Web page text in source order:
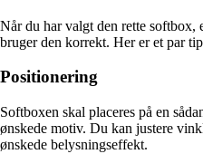
Når du har valgt den rette softbox,
bruger den korrekt. Her er et par
Positionering
Softboxen skal placeres på en
ønskede motiv. Du kan justere
ønskede belysningseffekt.